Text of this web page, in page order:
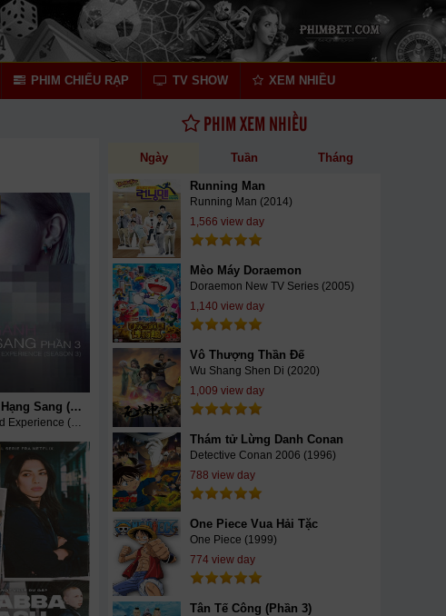
PHIM CHIẾU RẠP TV SHOW XEM NHIỀU
Gái Ngành Hạng Sang (Phần 3)
The Girlfriend Experience (Season 3) (2021)
PHIM XEM NHIỀU
Ngày Tuần Tháng
Running Man
Running Man (2014)
1,566 view day
Mèo Máy Doraemon
Doraemon New TV Series (2005)
1,140 view day
Vô Thượng Thần Đế
Wu Shang Shen Di (2020)
1,009 view day
Thám tử Lừng Danh Conan
Detective Conan 2006 (1996)
788 view day
One Piece Vua Hải Tặc
One Piece (1999)
774 view day
Tân Tế Công (Phần 3)